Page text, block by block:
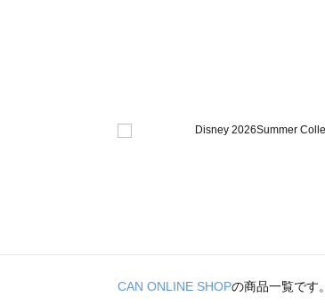
CAN ONLINE SHOPの商品一覧です。